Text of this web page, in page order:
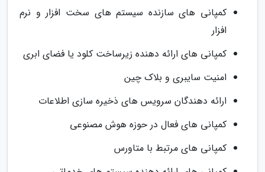
کمپانی های سازنده سیستم های سخت افزار و نرم
افزار
کمپانی های ارائه دهنده زیرساخت کلود یا فضای ابری
امنیت سایبری و بلاک چین
ارائه دهندگان سرویس های ذخیره سازی اطلاعات
کمپانی های فعال در حوزه هوش مصنوعی
کمپانی های مرتبط با متاورس